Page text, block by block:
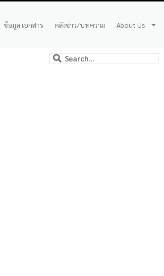
ข้อมูล เอกสาร คลังข่าว/บทความ About Us